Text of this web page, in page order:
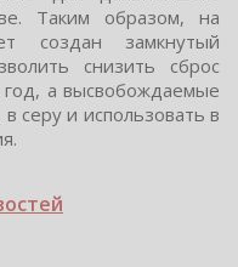
Таким образом, на
создан замкнутый
снизить сброс
а высвобождаемые
серу и использовать в